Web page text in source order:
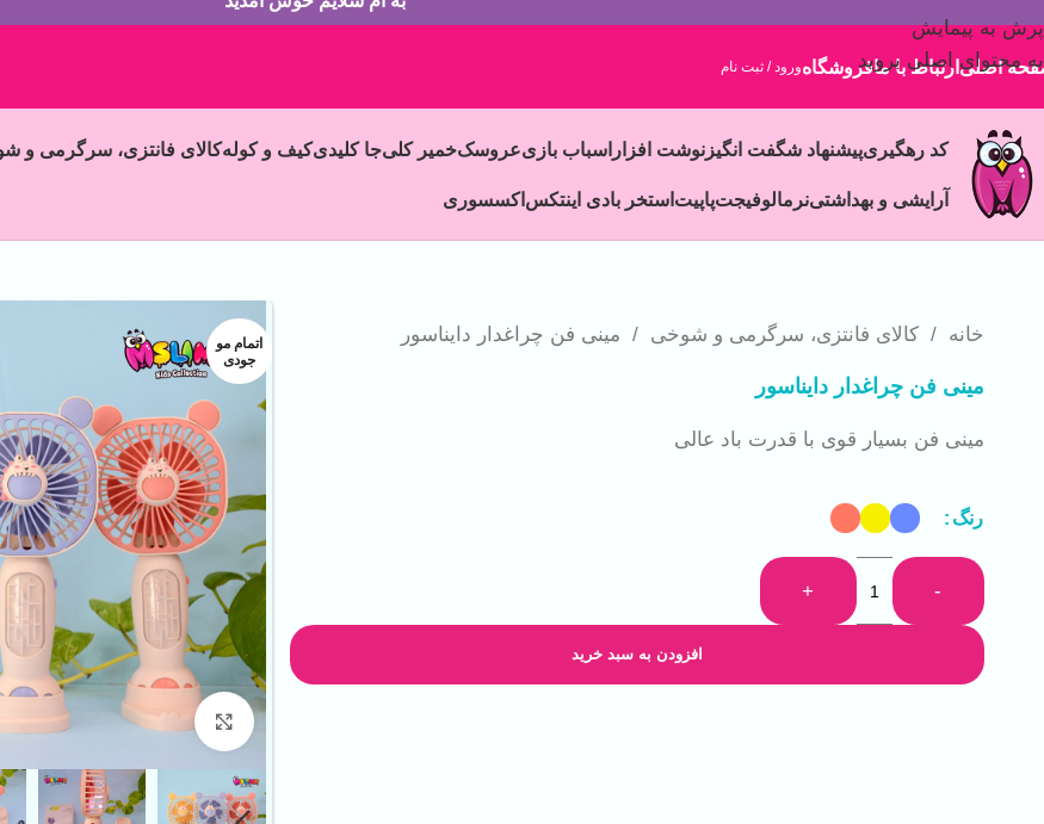
پرش به پیمایش
به محتوای اصلی بروید
اصلی ارتباط با مافروشگاهورود / ثبت نام
کد رهگیریپیشنهاد شگفت انگیز نوشت افزار اسباب بازیعروسکخمیر کلیجا کلیدیکیف و کولهکالای فانتزی، سرگرمی و
آرایشی و بهداشتینرمالوفیجتپاپیت استخر بادی اینتکس اکسسوری
خانه / کالای فانتزی، سرگرمی و شوخی / مینی فن چراغدار دایناسور
مینی فن چراغدار دایناسور
مینی فن بسیار قوی با قدرت باد عالی
رنگ
-
+
افزودن به سبد خرید
اتمام مو
جودی
بزرگنمایی تصویر